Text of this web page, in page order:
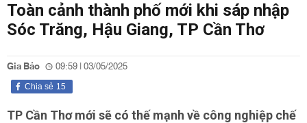
Toàn cảnh thành phố mới khi sáp nhập
Sóc Trăng, Hậu Giang, TP Cần Thơ
Gia Bảo 09:59 | 03/05/2025
15
Chia sẻ
TP Cần Thơ mới sẽ có thế mạnh về công nghiệp chế